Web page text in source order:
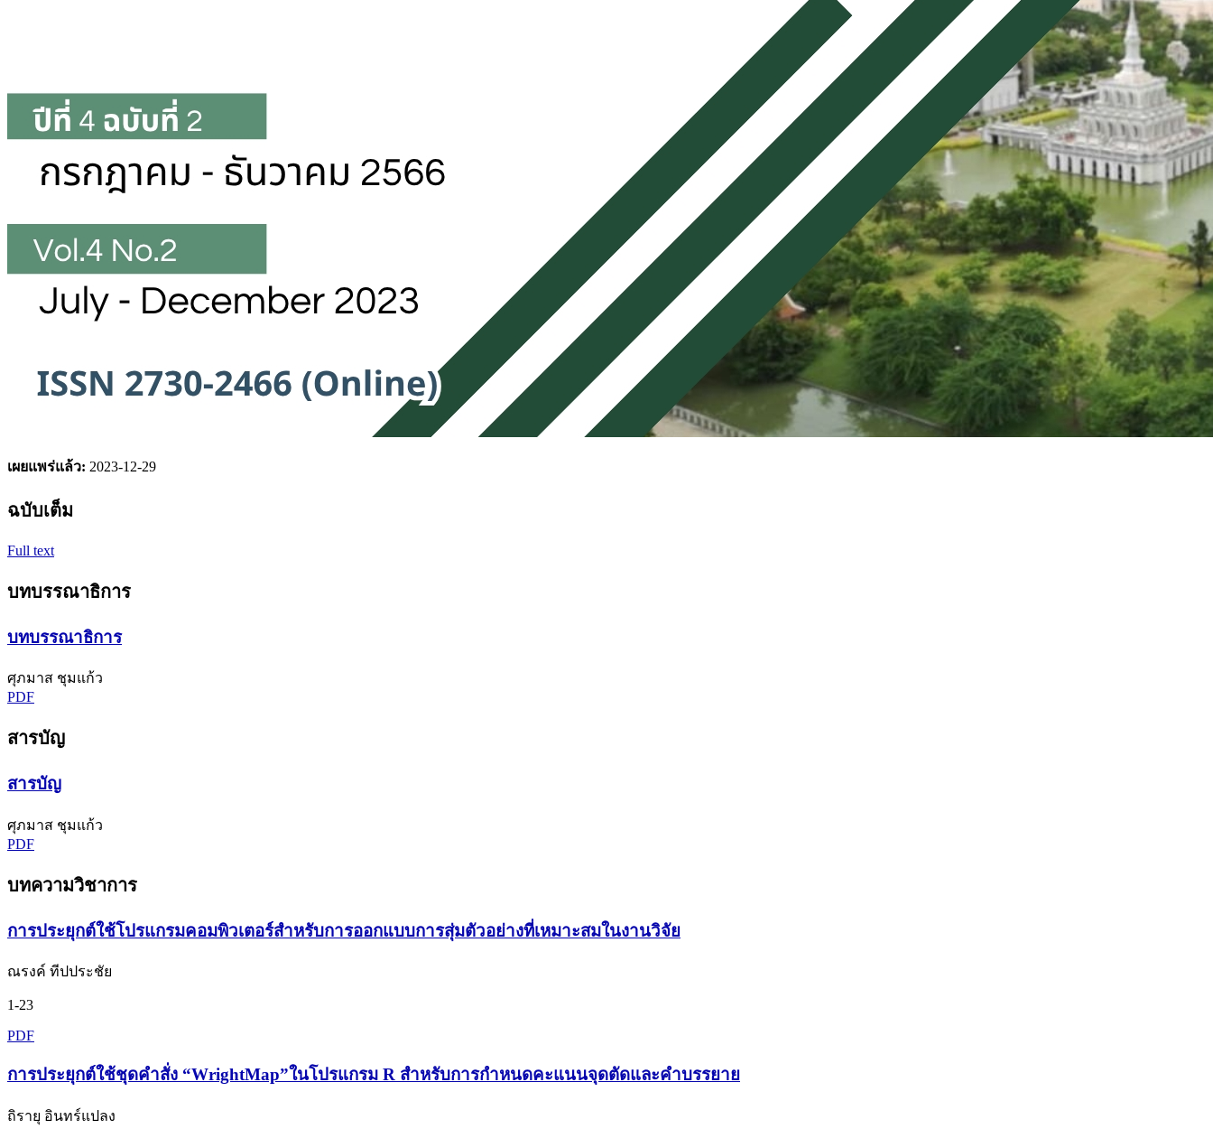
เผยแพร่แล้ว: 2023-12-29
ฉบับเต็ม
Full text
บทบรรณาธิการ
บทบรรณาธิการ
ศุภมาส ชุมแก้ว
PDF
สารบัญ
สารบัญ
ศุภมาส ชุมแก้ว
PDF
บทความวิชาการ
การประยุกต์ใช้โปรแกรมคอมพิวเตอร์สำหรับการออกแบบการสุ่มตัวอย่างที่เหมาะสมในงานวิจัย
ณรงค์ ทีปประชัย
1-23
PDF
การประยุกต์ใช้ชุดคำสั่ง “WrightMap”ในโปรแกรม R สำหรับการกำหนดคะแนนจุดตัดและคำบรรยาย
ถิรายุ อินทร์แปลง